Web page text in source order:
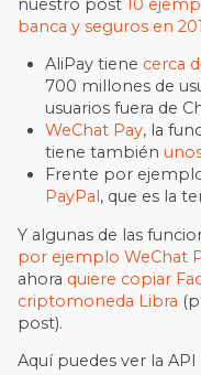
nuestro post10
banca y seguros en
AliPay tiene cerca
700 millones de
usuarios fuera de
WeChat Pay, la
tiene también
Frente por
PayPal, que es la
Y algunas de las
por ejemplo WeChat
ahora quiere copiar
criptomoneda Libra
post).
Aquí puedes ver la